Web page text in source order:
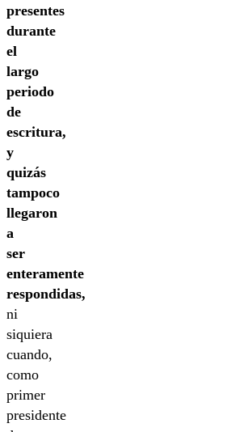
presentes
durante
el
largo
periodo
de
escritura,
y
quizás
tampoco
llegaron
a
ser
enteramente
respondidas,
ni
siquiera
cuando,
como
primer
presidente